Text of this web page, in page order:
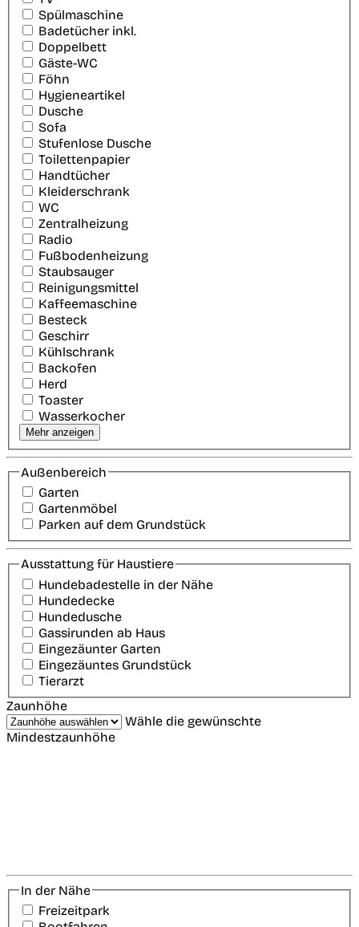
Spülmaschine
Badetücher inkl.
Doppelbett
Gäste-WC
Föhn
Hygieneartikel
Dusche
Sofa
Stufenlose Dusche
Toilettenpapier
Handtücher
Kleiderschrank
WC
Zentralheizung
Radio
Fußbodenheizung
Staubsauger
Reinigungsmittel
Kaffeemaschine
Besteck
Geschirr
Kühlschrank
Backofen
Herd
Toaster
Wasserkocher
Mehr anzeigen
Außenbereich
Garten
Gartenmöbel
Parken auf dem Grundstück
Ausstattung für Haustiere
Hundebadestelle in der Nähe
Hundedecke
Hundedusche
Gassirunden ab Haus
Eingezäunter Garten
Eingezäuntes Grundstück
Tierarzt
Zaunhöhe
Wähle die gewünschte
Mindestzaunhöhe
In der Nähe
Freizeitpark